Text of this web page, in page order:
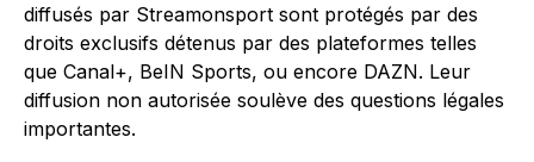
diffusés par Streamonsport sont protégés par des
droits exclusifs détenus par des plateformes telles
que Canal+, BeIN Sports, ou encore DAZN. Leur
diffusion non autorisée soulève des questions légales
importantes.